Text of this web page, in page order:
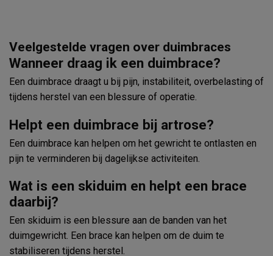
Veelgestelde vragen over duimbraces
Wanneer draag ik een duimbrace?
Een duimbrace draagt u bij pijn, instabiliteit, overbelasting of
tijdens herstel van een blessure of operatie.
Helpt een duimbrace bij artrose?
Een duimbrace kan helpen om het gewricht te ontlasten en
pijn te verminderen bij dagelijkse activiteiten.
Wat is een skiduim en helpt een brace
daarbij?
Een skiduim is een blessure aan de banden van het
duimgewricht. Een brace kan helpen om de duim te
stabiliseren tijdens herstel.